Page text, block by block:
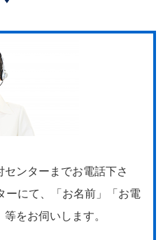
センターまでお電話下さ
ーにて、「お名前」「お電
をお伺いします。